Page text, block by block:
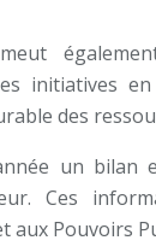
initiatives
des
un bilan
Ces
aux Pouvoirs